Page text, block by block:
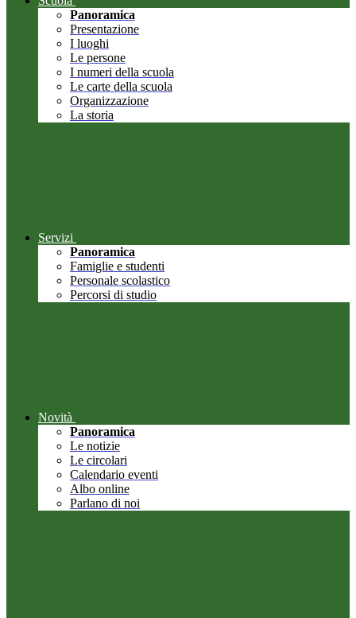
Panoramica
Presentazione
I luoghi
Le persone
I numeri della scuola
Le carte della scuola
Organizzazione
La storia
Servizi
Panoramica
Famiglie e studenti
Personale scolastico
Percorsi di studio
Novità
Panoramica
Le notizie
Le circolari
Calendario eventi
Albo online
Parlano di noi